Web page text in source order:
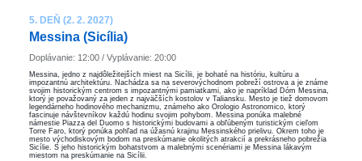
5. DEŇ (2. 2. 2027)
Messina (Sicília)
Doplávanie: 12:00 / Vyplávanie: 20:00
Messina, jedno z najdôležitejších miest na Sicílii, je bohaté na históriu, kultúru a
impozantnú architektúru. Nachádza sa na severovýchodnom pobreží ostrova a je známe
svojim historickým centrom s impozantnými pamiatkami, ako je napríklad Dóm Messina,
ktorý je považovaný za jeden z najväčších kostolov v Taliansku. Mesto je tiež domovom
legendárneho hodinového mechanizmu, známeho ako Orologio Astronomico, ktorý
fascinuje návštevníkov každú hodinu svojim pohybom. Messina ponúka malebné
námestie Piazza del Duomo s historickými budovami a obľúbeným turistickým cieľom
Torre Faro, ktorý ponúka pohľad na úžasnú krajinu Messinského prielivu. Okrem toho je
mesto východiskovým bodom na preskúmanie okolitých atrakcií a prekrásneho pobrežia
Sicílie. S jeho historickým bohatstvom a malebnými scenériami je Messina lákavým
miestom na preskúmanie na Sicílii.